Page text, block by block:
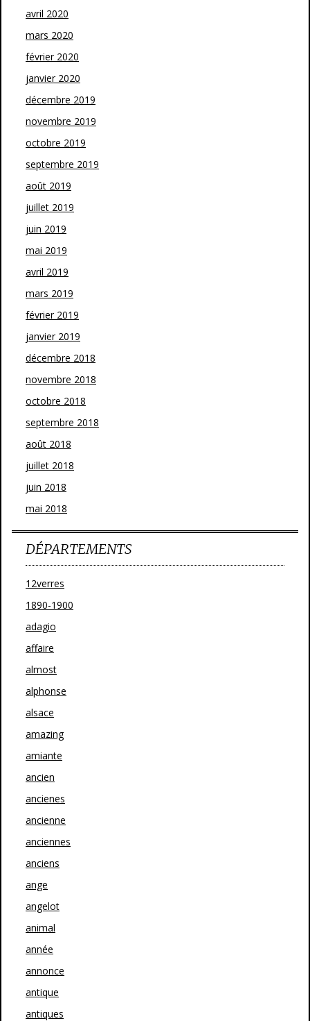
avril 2020
mars 2020
février 2020
janvier 2020
décembre 2019
novembre 2019
octobre 2019
septembre 2019
août 2019
juillet 2019
juin 2019
mai 2019
avril 2019
mars 2019
février 2019
janvier 2019
décembre 2018
novembre 2018
octobre 2018
septembre 2018
août 2018
juillet 2018
juin 2018
mai 2018
DÉPARTEMENTS
12verres
1890-1900
adagio
affaire
almost
alphonse
alsace
amazing
amiante
ancien
ancienes
ancienne
anciennes
anciens
ange
angelot
animal
année
annonce
antique
antiques